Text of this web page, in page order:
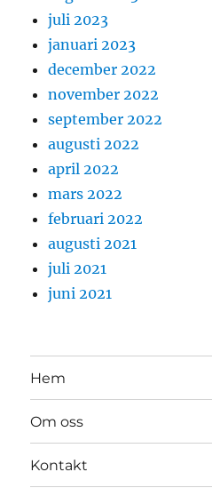
juli 2023
januari 2023
december 2022
november 2022
september 2022
augusti 2022
april 2022
mars 2022
februari 2022
augusti 2021
juli 2021
juni 2021
Hem
Om oss
Kontakt